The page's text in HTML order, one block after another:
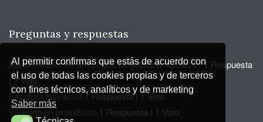
Al permitir confirmas que estás de acuerdo con
el uso de todas las cookies propias y de terceros
con fines técnicos, analíticos y de marketing
Saber más
Preguntas y respuestas
Administrador de un ICI que no gestiona hipotecas 1 Respuesta
|1 Voto
Escritura Novación1 Respuesta| 1 Voto
Vivienda en proindiviso
1 Respuesta 1 Voto